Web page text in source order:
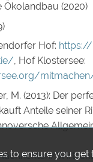
to ensure you get
(2020)
Hof:
, Hof Klostersee:
M. (2013): Der
Anteile seiner